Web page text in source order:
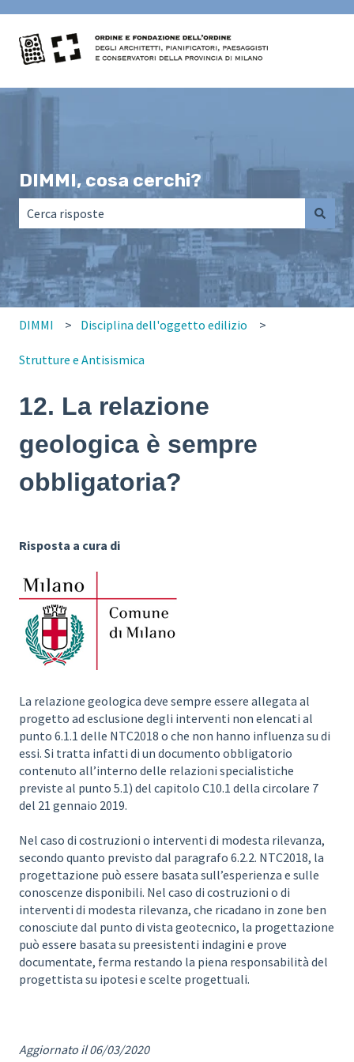
DIMMI, cosa cerchi?
Non sono presenti suggerimenti perché il campo di
DIMMI Disciplina dell'oggetto edilizio
Strutture e Antisismica
12. La relazione
geologica è sempre
obbligatoria?
Risposta a cura di
La relazione geologica deve sempre essere allegata al
progetto ad esclusione degli interventi non elencati al
punto 6.1.1 delle NTC2018 o che non hanno influenza su di
essi. Si tratta infatti di un documento obbligatorio
contenuto all’interno delle relazioni specialistiche
previste al punto 5.1) del capitolo C10.1 della circolare 7
del 21 gennaio 2019.
Nel caso di costruzioni o interventi di modesta rilevanza,
secondo quanto previsto dal paragrafo 6.2.2. NTC2018, la
progettazione può essere basata sull’esperienza e sulle
conoscenze disponibili. Nel caso di costruzioni o di
interventi di modesta rilevanza, che ricadano in zone ben
conosciute dal punto di vista geotecnico, la progettazione
può essere basata su preesistenti indagini e prove
documentate, ferma restando la piena responsabilità del
progettista su ipotesi e scelte progettuali.
Aggiornato il 06/03/2020